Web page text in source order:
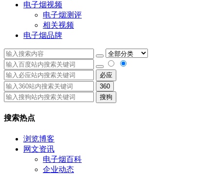
电子烟视频
电子烟测评
相关视频
电子烟品牌
必应
360
搜狗
搜索热点
浏览博客
网文资讯
电子烟百科
企业动态